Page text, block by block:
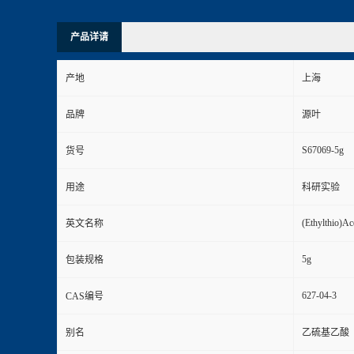
产品详请
产地 上海
品牌 源叶
货号 S67069-5g
用途 科研实验
英文名称
包装规格 5g
CAS编号 627-04-3
别名 乙硫基乙酸